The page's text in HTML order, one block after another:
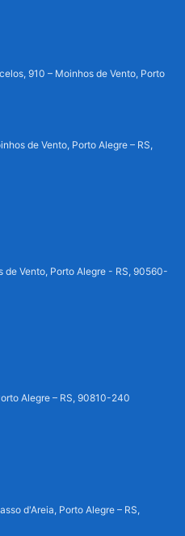
910 – Moinhos de Vento, Porto
de Vento, Porto Alegre – RS,
de Vento, Porto Alegre - RS, 90560-
Alegre – RS, 90810-240
d'Areia, Porto Alegre – RS,